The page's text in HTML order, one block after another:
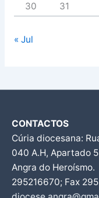
30
31
« Jul
CONTACTOS
Cúria diocesana:
040 A.H, Apartado
Angra do Heroísmo.
295216670; Fax